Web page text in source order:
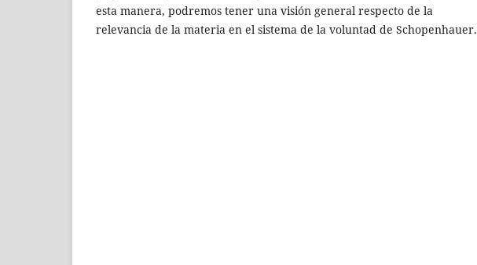
esta manera, podremos tener una visión general respecto de la
relevancia de la materia en el sistema de la voluntad de Schopenhauer.